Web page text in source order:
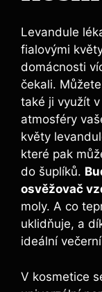
Levandule
fialovými
domácnosti
čekali.
také ji využít
atmosféry
květy
které pak
do šuplíků.
osvěžovač
moly. A co
uklidňuje, a
ideální
V kosmetice